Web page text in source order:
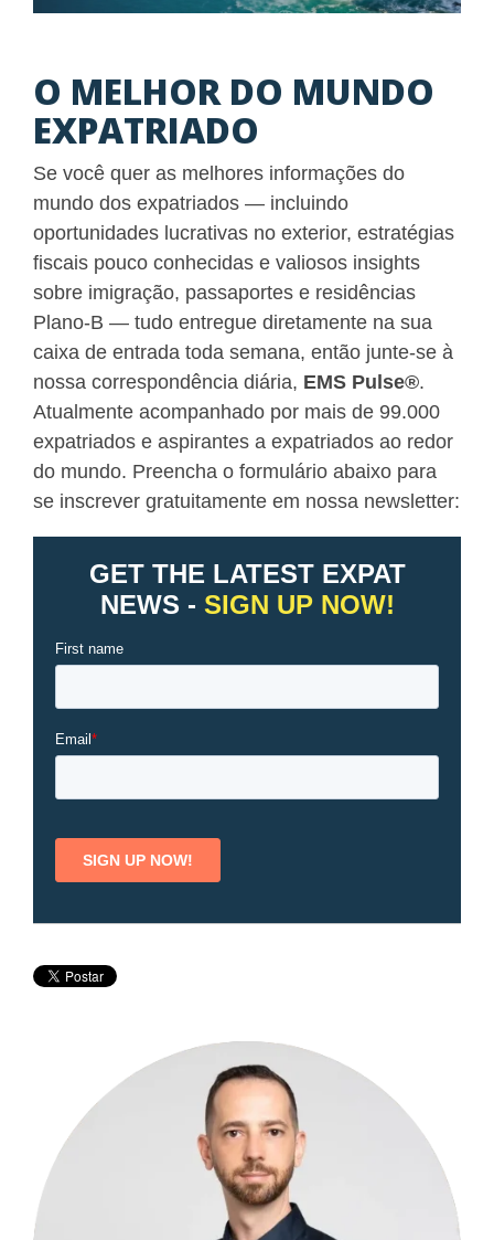
O MELHOR DO MUNDO
EXPATRIADO
Se você quer as melhores informações do
mundo dos expatriados — incluindo
oportunidades lucrativas no exterior, estratégias
fiscais pouco conhecidas e valiosos insights
sobre imigração, passaportes e residências
Plano-B — tudo entregue diretamente na sua
caixa de entrada toda semana, então junte-se à
nossa correspondência diária, EMS Pulse®.
Atualmente acompanhado por mais de 99.000
expatriados e aspirantes a expatriados ao redor
do mundo. Preencha o formulário abaixo para
se inscrever gratuitamente em nossa newsletter: